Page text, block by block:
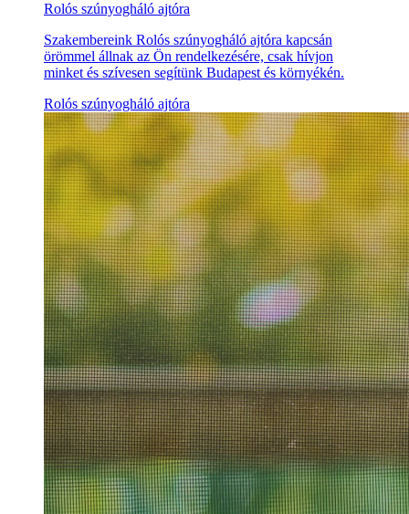
Rolós szúnyogháló ajtóra
Szakembereink Rolós szúnyogháló ajtóra kapcsán
örömmel állnak az Ön rendelkezésére, csak hívjon
minket és szívesen segítünk Budapest és környékén.
Rolós szúnyogháló ajtóra